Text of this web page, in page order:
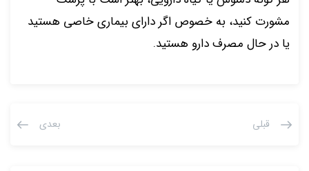
مشورت کنید، به خصوص اگر دارای بیماری خاصی هستید
یا در حال مصرف دارو هستید.
قبلی بعدی